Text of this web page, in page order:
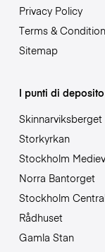
Privacy Policy
Terms &
Sitemap
I punti di
Skinnarviksberget
Storkyrkan
Stockholm
Norra Bantorget
Stockholm
Rådhuset
Gamla Stan